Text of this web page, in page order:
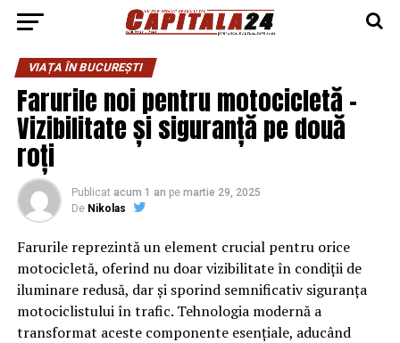
VIAȚA ÎN BUCUREȘTI
Farurile noi pentru motocicletă –
Vizibilitate și siguranță pe două
roți
Publicat acum 1 an pe martie 29, 2025
De Nikolas
Farurile reprezintă un element crucial pentru orice
motocicletă, oferind nu doar vizibilitate în condiții de
iluminare redusă, dar și sporind semnificativ siguranța
motociclistului în trafic. Tehnologia modernă a
transformat aceste componente esențiale, aducând